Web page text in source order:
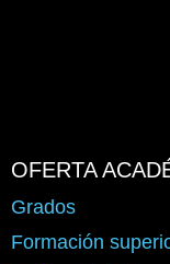
OFERTA
Grados
Formación